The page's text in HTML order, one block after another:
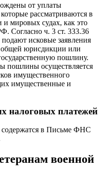
от уплаты
рассматриваются в
мировых судах, как это
Согласно ч. 3 ст. 333.36
исковые заявления
юрисдикции или
пошлину.
пошлины осуществляется
имущественного
имущественные и
налоговых платежей
содержатся в Письме ФНС
военной